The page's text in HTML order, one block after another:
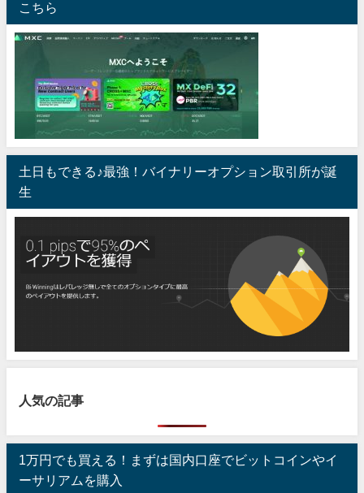
こちら
土日もできる♪最強！バイナリーオプション取引所が誕
生
人気の記事
1万円でも買える！まずは国内口座でビットコインやイ
ーサリアムを購入